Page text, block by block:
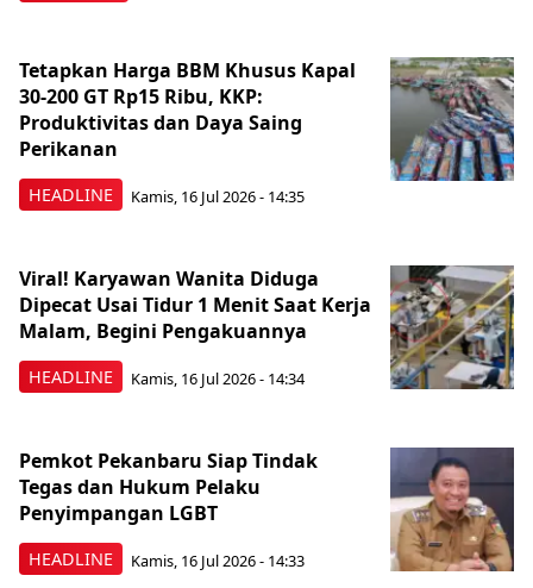
HEADLINE
Tetapkan Harga BBM Khusus Kapal
30-200 GT Rp15 Ribu, KKP:
Produktivitas dan Daya Saing
Perikanan
Kamis, 16 Jul 2026 - 14:35
HEADLINE
Viral! Karyawan Wanita Diduga
Dipecat Usai Tidur 1 Menit Saat Kerja
Malam, Begini Pengakuannya
Kamis, 16 Jul 2026 - 14:34
HEADLINE
Pemkot Pekanbaru Siap Tindak
Tegas dan Hukum Pelaku
Penyimpangan LGBT
Kamis, 16 Jul 2026 - 14:33